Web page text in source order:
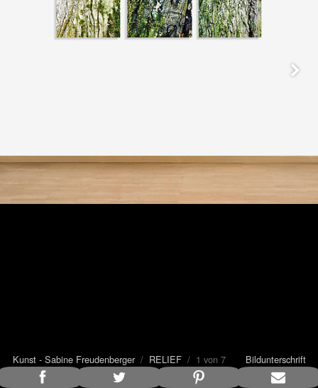
Kunst - Sabine Freudenberger/ RELIEF/ 1 von 7 Bildunterschrift
anzeigen